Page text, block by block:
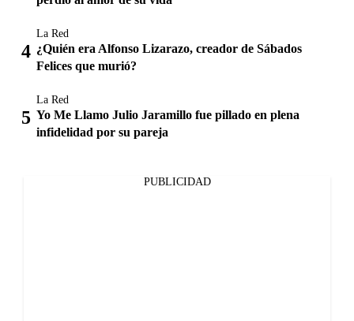
La Red
¿Quién era Alfonso Lizarazo, creador de Sábados
Felices que murió?
La Red
Yo Me Llamo Julio Jaramillo fue pillado en plena
infidelidad por su pareja
PUBLICIDAD